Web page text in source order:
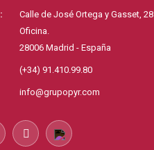
Calle de José Ortega y Gasset, 28
Oficina.
28006 Madrid - España
(+34) 91.410.99.80
info@grupopyr.com